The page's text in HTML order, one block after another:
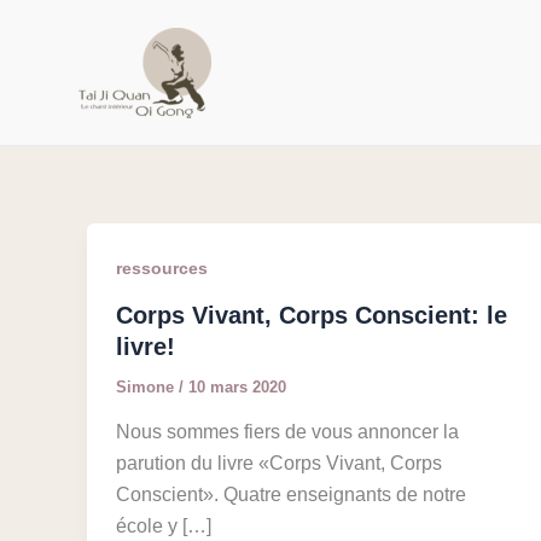
ressources
Corps Vivant, Corps Conscient: le
livre!
Simone / 10 mars 2020
Nous sommes fiers de vous annoncer la
parution du livre «Corps Vivant, Corps
Conscient». Quatre enseignants de notre
école y […]